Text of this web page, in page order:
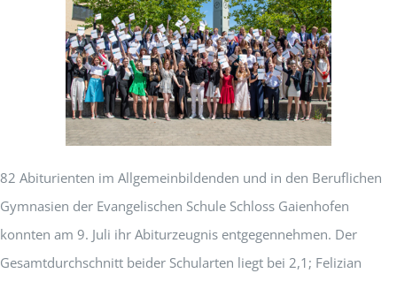
82 Abiturienten im Allgemeinbildenden und in den Beruflichen
Gymnasien der Evangelischen Schule Schloss Gaienhofen
konnten am 9. Juli ihr Abiturzeugnis entgegennehmen. Der
Gesamtdurchschnitt beider Schularten liegt bei 2,1; Felizian